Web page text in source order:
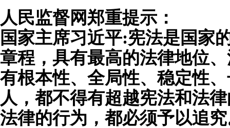
人民监督网郑重提示：
国家主席习近平:宪法是国家
章程，具有最高的法律地位
有根本性、全局性、稳定性
人，都不得有超越宪法和法
法律的行为，都必须予以追